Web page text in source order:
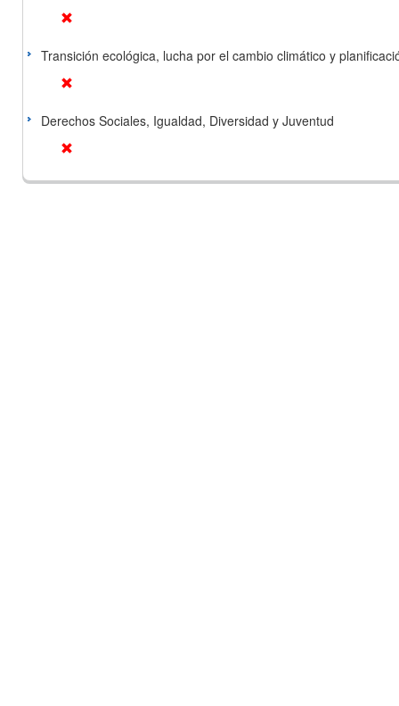
Transición ecológica, lucha por el cambio climático y
Derechos Sociales, Igualdad, Diversidad y Juventud